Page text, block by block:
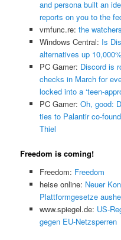
and persona built an
reports on you to the
vmfunc.re: the
Windows Central: Is
alternatives up
PC Gamer: Discord is
checks in March for
locked into a ‘teen-
PC Gamer: Oh, good:
ties to Palantir co-
Thiel
Freedom is coming!
Freedom: Freedom
heise online: Neuer
Plattformgesetze
www.spiegel.de: US-
gegen EU-Netzsperren